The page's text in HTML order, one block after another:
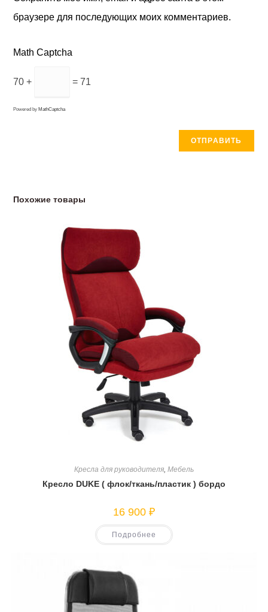
браузере для последующих моих комментариев.
Math Captcha
70 + = 71
Powered by MathCaptcha
Похожие товары
Кресла для руководителя, Мебель
Кресло DUKE ( флок/ткань/пластик ) бордо
16 900 ₽
Подробнее